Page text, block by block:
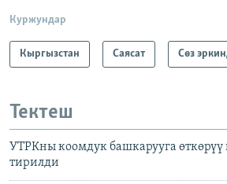
Куржундар
Кыргызстан Саясат Сөз
Тектеш
УТРКны коомдук башкарууга өткөрүү
тирилди